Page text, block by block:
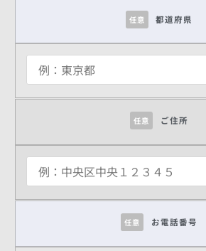
任意 都道府県
任意 ご住所
任意 お電話番号